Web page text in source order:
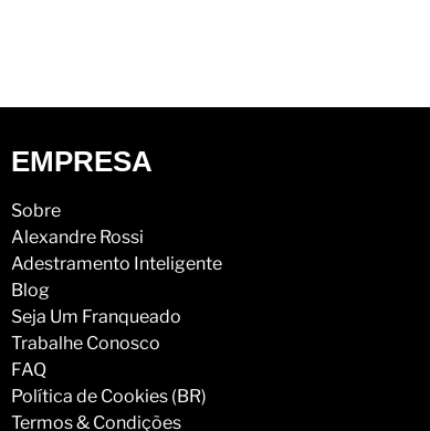
EMPRESA
Sobre
Alexandre Rossi
Adestramento Inteligente
Blog
Seja Um Franqueado
Trabalhe Conosco
FAQ
Política de Cookies (BR)
Termos & Condições